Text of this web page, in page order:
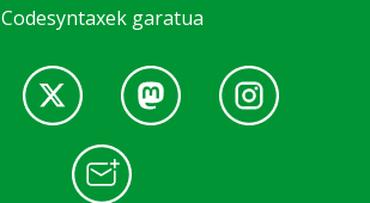
Codesyntaxek garatua